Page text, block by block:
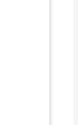
GAINANT
sans huiles
hydratant à
pour 100H
QUE
Garnier
ml (1)Test
alcool